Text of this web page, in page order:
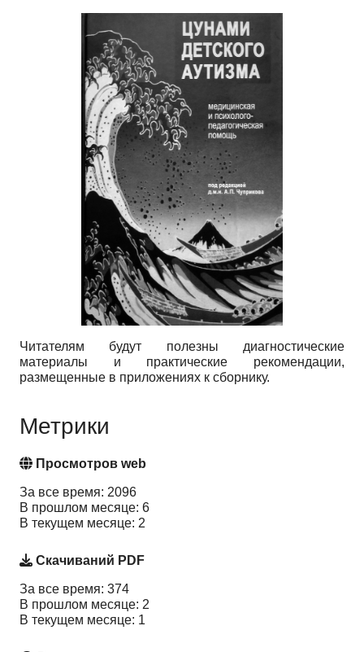
Читателям будут полезны диагностические
материалы и практические рекомендации,
размещенные в приложениях к сборнику.
Метрики
Просмотров web
За все время: 2096
В прошлом месяце: 6
В текущем месяце: 2
Скачиваний PDF
За все время: 374
В прошлом месяце: 2
В текущем месяце: 1